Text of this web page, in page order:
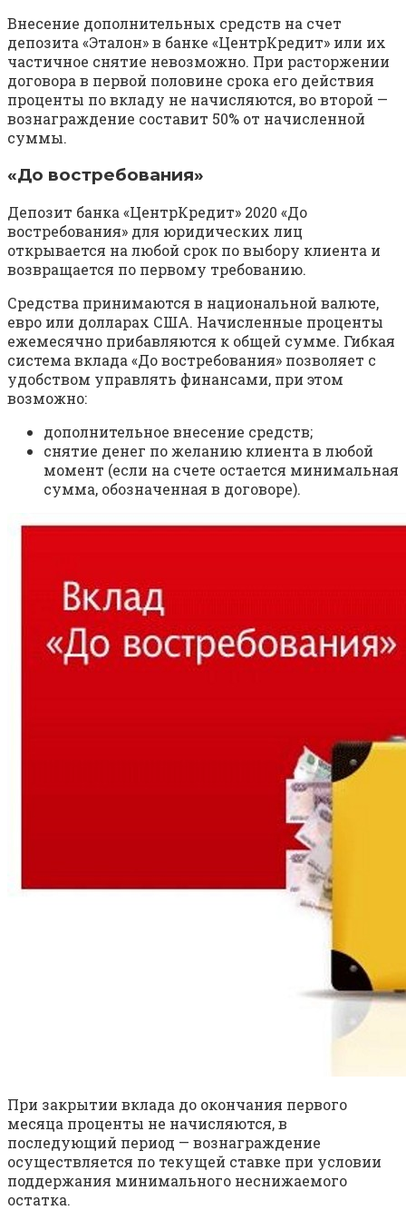
Внесение дополнительных средств на счет
депозита «Эталон» в банке «ЦентрКредит» или их
частичное снятие невозможно. При расторжении
договора в первой половине срока его действия
проценты по вкладу не начисляются, во второй —
вознаграждение составит 50% от начисленной
суммы.
«До востребования»
Депозит банка «ЦентрКредит» 2020 «До
востребования» для юридических лиц
открывается на любой срок по выбору клиента и
возвращается по первому требованию.
Средства принимаются в национальной валюте,
евро или долларах США. Начисленные проценты
ежемесячно прибавляются к общей сумме. Гибкая
система вклада «До востребования» позволяет с
удобством управлять финансами, при этом
возможно:
дополнительное внесение средств;
снятие денег по желанию клиента в любой
момент (если на счете остается минимальная
сумма, обозначенная в договоре).
При закрытии вклада до окончания первого
месяца проценты не начисляются, в
последующий период — вознаграждение
осуществляется по текущей ставке при условии
поддержания минимального неснижаемого
остатка.